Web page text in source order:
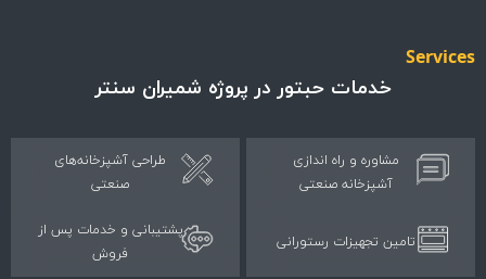
خدمات حبتور در پروژه شمیران سنتر
مشاوره و راه اندازی
آشپزخانه صنعتی
طراحی آشپزخانه‌های
صنعتی
تامین تجهیزات رستورانی
پشتیبانی و خدمات پس از
فروش